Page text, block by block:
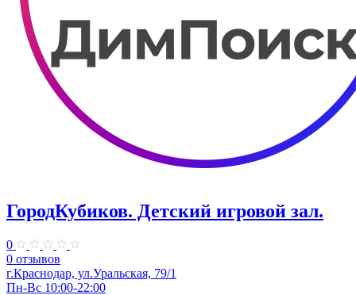
ГородКубиков. ​Детский игровой зал.
0
0 отзывов
г.Краснодар, ​ул.Уральская, 79/1
Пн-Вс 10:00-22:00